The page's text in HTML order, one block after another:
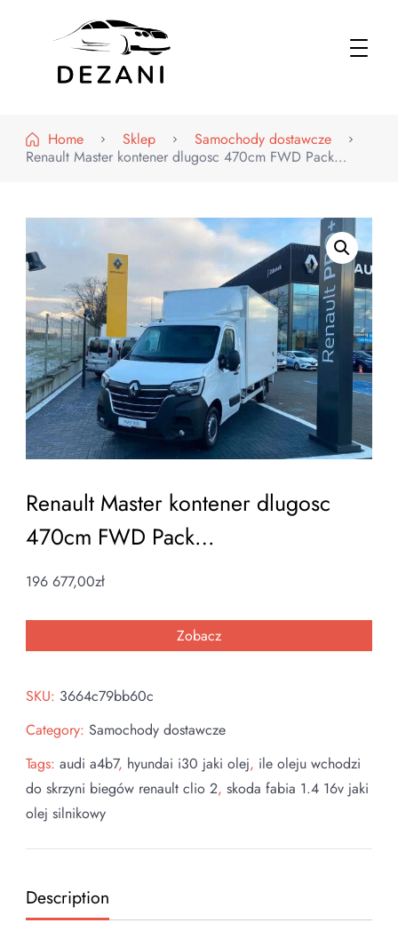
Home
Sklep
Samochody dostawcze
Renault Master kontener dlugosc 470cm FWD Pack…
Renault Master kontener dlugosc
470cm FWD Pack…
196 677,00zł
Zobacz
SKU: 3664c79bb60c
Category: Samochody dostawcze
Tags: audi a4b7, hyundai i30 jaki olej, ile oleju wchodzi
do skrzyni biegów renault clio 2, skoda fabia 1.4 16v jaki
olej silnikowy
Description